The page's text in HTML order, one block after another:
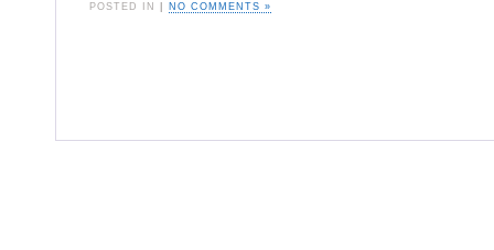
POSTED IN NO COMMENTS »